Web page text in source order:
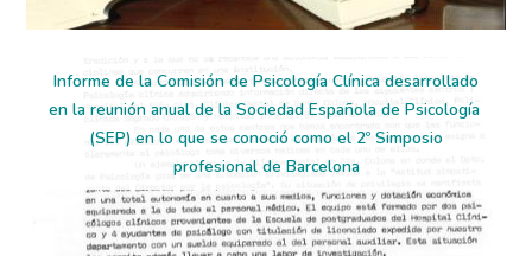
Informe de la Comisión de Psicología Clínica desarrollado
en la reunión anual de la Sociedad Española de Psicología
(SEP) en lo que se conoció como el 2º Simposio
profesional de Barcelona